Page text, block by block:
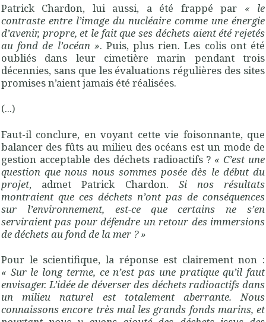
Patrick Chardon, lui aussi, a été frappé par «
le
contraste entre l’image du nucléaire comme une énergie
d’avenir, propre, et le fait que ses déchets aient été rejetés
au fond de l’océan ». Puis, plus rien. Les colis ont été
oubliés dans leur cimetière marin pendant trois
décennies, sans que les évaluations régulières des sites
promises n’aient jamais été réalisées.
(...)
Faut-il conclure, en voyant cette vie foisonnante, que
balancer des fûts au milieu des océans est un mode de
gestion acceptable des déchets radioactifs ? « C’est une
question que nous nous sommes posée dès le début du
projet, admet Patrick Chardon. Si nos résultats
montraient que ces déchets n’ont pas de conséquences
sur l’environnement, est-ce que certains ne s’en
serviraient pas pour défendre un retour des immersions
de déchets au fond de la mer ?»
Pour le scientifique, la réponse est clairement non :
« Sur le long terme, ce n’est pas une pratique qu’il faut
envisager. L’idée de déverser des déchets radioactifs dans
un milieu naturel est totalement aberrante. Nous
connaissons encore très mal les grands fonds marins, et